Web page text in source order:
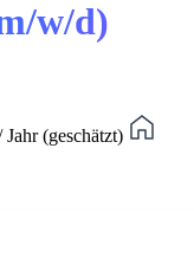
w/d)
(geschätzt)